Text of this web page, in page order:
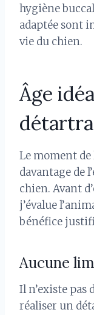
hygiène
adaptée sont
vie du chien.
Âge
Le moment
davantage de
chien. Avant
j’évalue
bénéfice
Aucune
Il n’existe pas
réaliser un